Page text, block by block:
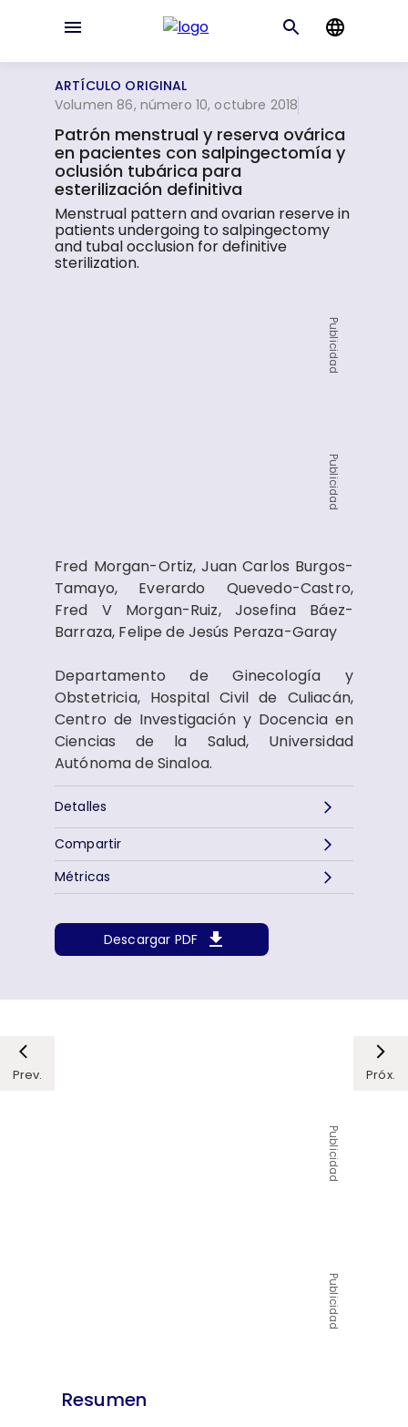
ARTÍCULO ORIGINAL
Volumen 86, número 10, octubre 2018
Patrón menstrual y reserva ovárica
en pacientes con salpingectomía y
oclusión tubárica para
esterilización definitiva
Menstrual pattern and ovarian reserve in
patients undergoing to salpingectomy
and tubal occlusion for definitive
sterilization.
Publicidad
Publicidad
Fred Morgan-Ortiz, Juan Carlos Burgos-
Tamayo, Everardo Quevedo-Castro,
Fred V Morgan-Ruiz, Josefina Báez-
Barraza, Felipe de Jesús Peraza-Garay
Departamento de Ginecología y
Obstetricia, Hospital Civil de Culiacán,
Centro de Investigación y Docencia en
Ciencias de la Salud, Universidad
Autónoma de Sinaloa.
Detalles
Descargar PDF
Métricas
Compartir
Prev. Próx.
Publicidad
Publicidad
Resumen